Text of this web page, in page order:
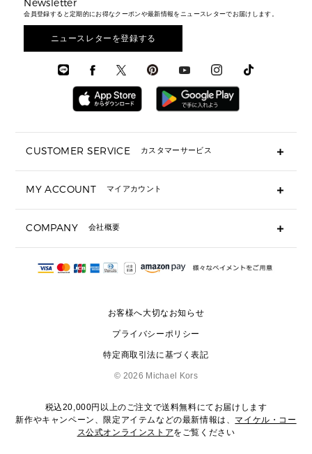
ウェア
アクセサリー
メンズ バッグ
メンズ 財布・小物
メンズ シューズ
メンズ ウェア
メンズ 時計・その他
メンズ財布・小物
メンズアクセサリー
メンズウェア
3 IN 1 / 2 IN 1 バッグ
▶ メンズすべて
▶ メンズすべて
▶ バッグすべて
通勤・通学アイテム
3 IN 1 バッグ
ミニ財布・フラグメントケース
▶ 小物すべて
定期ケース・カードケース・名刺入れ
サンダル
スニーカー
▶ ウェア
財布・小物
時計・ジュエリー
アクセサリー
エディターレビュー
Newsletter
会員登録すると定期的にお得なクーポンや最新情報をニュースレターでお届けします。
ニュースレターを登録する
CUSTOMER SERVICE カスタマーサービス
ギフト用にラッピングができますか？
ショッピングバッグを購入商品分送ってもらえますか？
注文後に完了メールが受信できないのですが？
サイズ交換はできますか？
MY ACCOUNT マイアカウント
COMPANY 会社概要
会社概要
お客様へ大切なお知らせ
プライバシーポリシー
特定商取引法に基づく表記
© 2026 Michael Kors
税込20,000円以上のご注文で送料無料にてお届けします
新作やキャンペーン、限定アイテムなどの最新情報は、 マイケル・コー
ス公式オンラインストアをご覧ください